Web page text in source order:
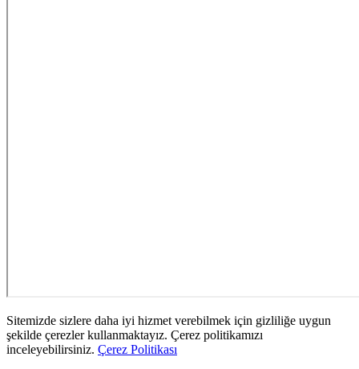
Sitemizde sizlere daha iyi hizmet verebilmek için gizliliğe uygun
şekilde çerezler kullanmaktayız. Çerez politikamızı
inceleyebilirsiniz. Çerez Politikası